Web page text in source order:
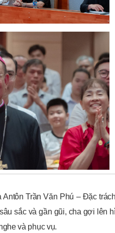
Trần Văn Phú – Đặc
sắc và gần gũi, cha gợi
và phục vụ.